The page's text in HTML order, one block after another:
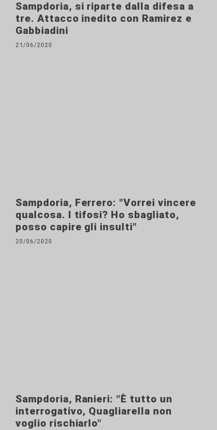
Sampdoria, si riparte dalla difesa a
tre. Attacco inedito con Ramirez e
Gabbiadini
21/06/2020
Sampdoria, Ferrero: "Vorrei vincere
qualcosa. I tifosi? Ho sbagliato,
posso capire gli insulti"
20/06/2020
Sampdoria, Ranieri: "È tutto un
interrogativo, Quagliarella non
voglio rischiarlo"